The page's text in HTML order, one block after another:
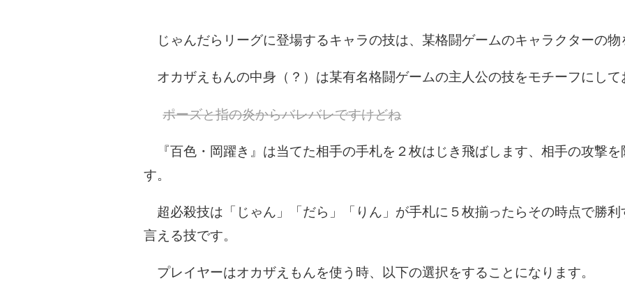
じゃんだらリーグに登場するキャラの技は、某格闘ゲームのキャラクターの物
オカザえもんの中身（？）は某有名格闘ゲームの主人公の技をモチーフにして
ポーズと指の炎からバレバレですけどね
『百色・岡躍き』は当てた相手の手札を２枚はじき飛ばします、相手の攻撃
す。
超必殺技は「じゃん」「だら」「りん」が手札に５枚揃ったらその時点で勝利
言える技です。
プレイヤーはオカザえもんを使う時、以下の選択をすることになります。